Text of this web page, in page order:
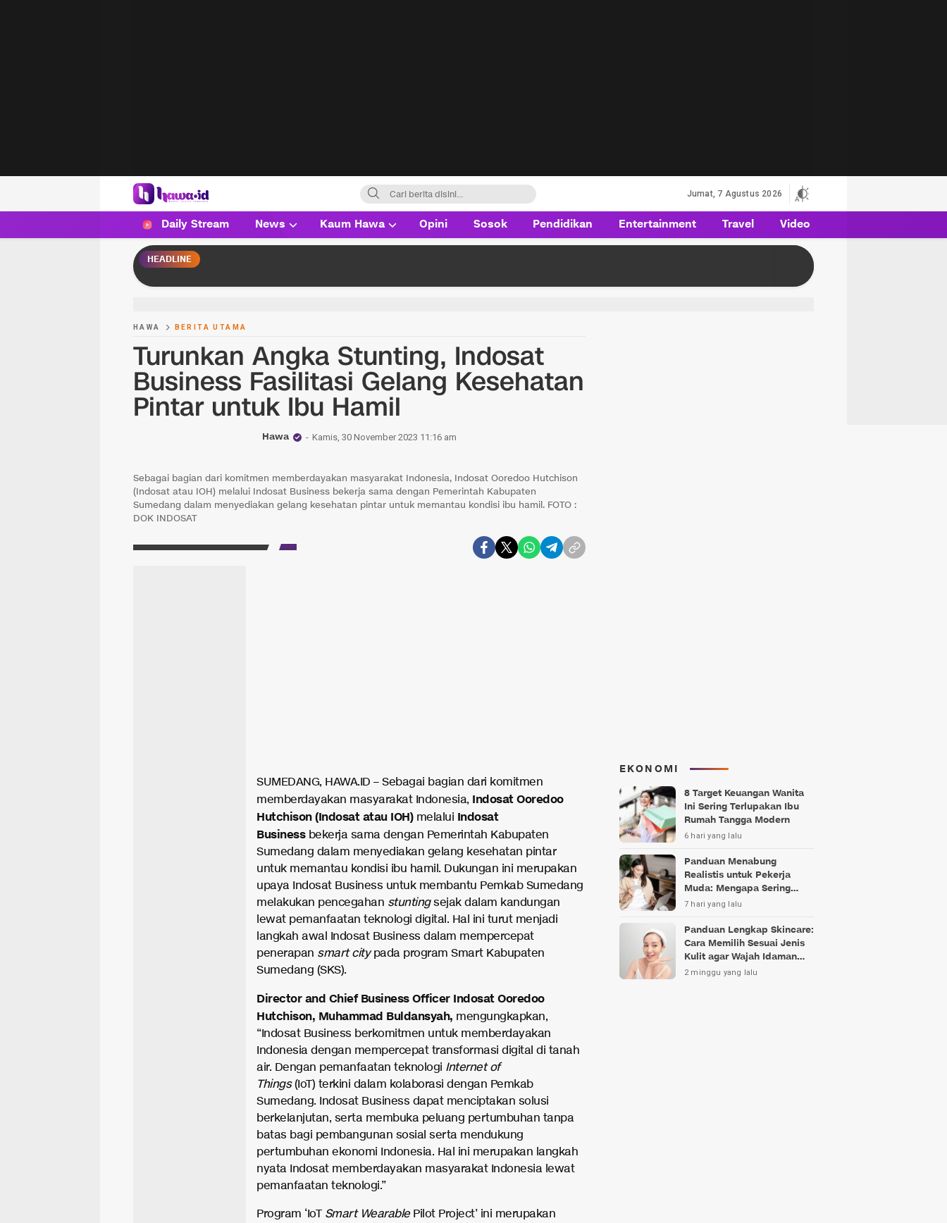
HAWA
Haluan Wanita Indonesia
Jumat, 7 Agustus 2026
Daily Stream News Kaum Hawa Opini Sosok Pendidikan Entertainment Travel Video
HEADLINE
HAWA BERITA UTAMA
Turunkan Angka Stunting, Indosat
Business Fasilitasi Gelang Kesehatan
Pintar untuk Ibu Hamil
Hawa Kamis, 30 November 2023 11:16 am
Sebagai bagian dari komitmen memberdayakan masyarakat Indonesia, Indosat Ooredoo Hutchison
(Indosat atau IOH) melalui Indosat Business bekerja sama dengan Pemerintah Kabupaten
Sumedang dalam menyediakan gelang kesehatan pintar untuk memantau kondisi ibu hamil. FOTO :
DOK INDOSAT
SUMEDANG, HAWA.ID – Sebagai bagian dari komitmen
memberdayakan masyarakat Indonesia, Indosat Ooredoo
Hutchison (Indosat atau IOH)melalui Indosat
Businessbekerja sama dengan Pemerintah Kabupaten
Sumedang dalam menyediakan gelang kesehatan pintar
untuk memantau kondisi ibu hamil. Dukungan ini merupakan
upaya Indosat Business untuk membantu Pemkab Sumedang
melakukan pencegahan stuntingsejak dalam kandungan
lewat pemanfaatan teknologi digital. Hal ini turut menjadi
langkah awal Indosat Business dalam mempercepat
penerapan smart citypada program Smart Kabupaten
Sumedang (SKS).
Directorand Chief Business Officer Indosat Ooredoo
Hutchison, Muhammad Buldansyah, mengungkapkan,
“Indosat Business berkomitmen untuk memberdayakan
Indonesia dengan mempercepat transformasi digital di tanah
air. Dengan pemanfaatan teknologi Internet of
Things(IoT) terkini dalam kolaborasi dengan Pemkab
Sumedang. Indosat Business dapat menciptakan solusi
berkelanjutan, serta membuka peluang pertumbuhan tanpa
batas bagi pembangunan sosial serta mendukung
pertumbuhan ekonomi Indonesia. Hal ini merupakan langkah
nyata Indosat memberdayakan masyarakat Indonesia lewat
pemanfaatan teknologi.”
Program ‘IoTSmart WearablePilot Project’ ini merupakan
EKONOMI
8 Target Keuangan Wanita
Ini Sering Terlupakan Ibu
Rumah Tangga Modern
6 hari yang lalu
Panduan Menabung
Realistis untuk Pekerja
Muda: Mengapa Sering
Gagal?
7 hari yang lalu
Panduan Lengkap Skincare:
Cara Memilih Sesuai Jenis
Kulit agar Wajah Idaman
Bukan Sekadar Mimpi
2 minggu yang lalu